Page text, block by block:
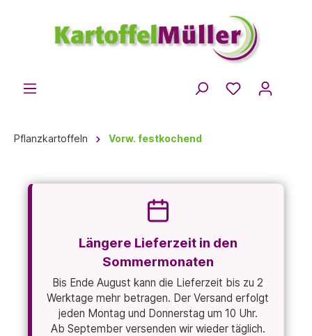
Pflanzkartoffeln Vorw. festkochend
Längere Lieferzeit in den
Sommermonaten
Bis Ende August kann die Lieferzeit bis zu 2
Werktage mehr betragen. Der Versand erfolgt
jeden Montag und Donnerstag um 10 Uhr.
Ab September versenden wir wieder täglich.